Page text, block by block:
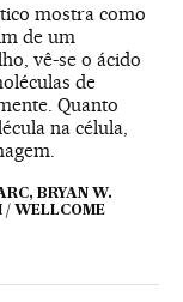
mostra como
de um
vê-se o ácido
de
Quanto
na célula,
BRYAN W.
/ WELLCOME